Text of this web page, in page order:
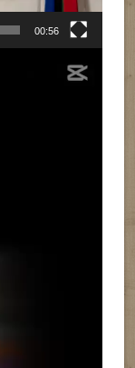
00:56